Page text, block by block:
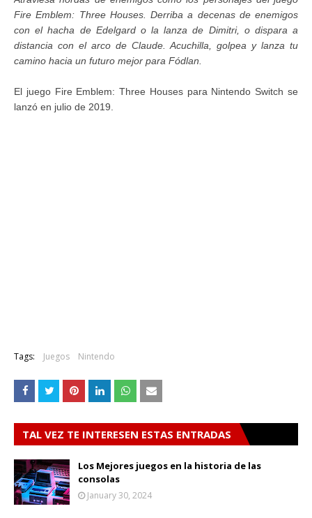
Fire Emblem: Three Houses. Derriba a decenas de enemigos
con el hacha de Edelgard o la lanza de Dimitri, o dispara a
distancia con el arco de Claude. Acuchilla, golpea y lanza tu
camino hacia un futuro mejor para Fódlan.
El juego Fire Emblem: Three Houses para Nintendo Switch se
lanzó en julio de 2019.
Tags: Juegos Nintendo
TAL VEZ TE INTERESEN ESTAS ENTRADAS
Los Mejores juegos en la historia de las
consolas
January 30, 2024